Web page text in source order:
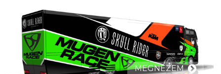
MEGNÉZEM